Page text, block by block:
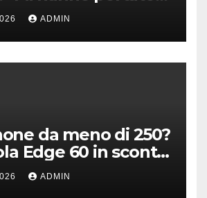
ADMIN
da meno di 250?
Edge 60 in sconto
è il modello
ADMIN